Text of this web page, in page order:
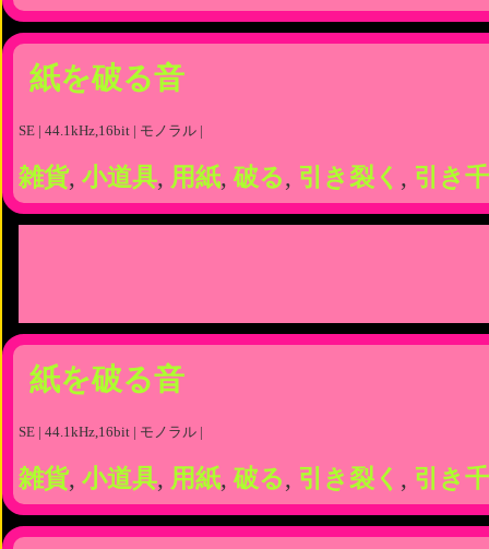
紙を破る音
SE | 44.1kHz,16bit | モノラル |
雑貨, 小道具, 用紙, 破る, 引き裂く , 引き
紙を破る音
SE | 44.1kHz,16bit | モノラル |
雑貨, 小道具, 用紙, 破る, 引き裂く , 引き